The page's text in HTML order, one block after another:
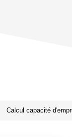
Calcul capacité